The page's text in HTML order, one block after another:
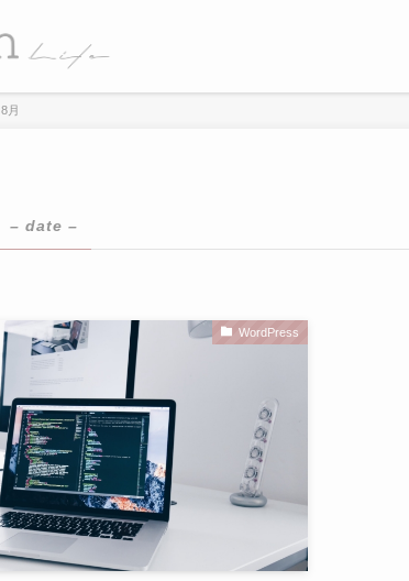
8月
– date –
WordPress